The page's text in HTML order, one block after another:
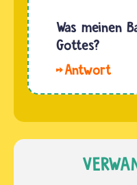
oft
stundenlang…
dasselbe
Ziel
und sie
daher
Religionen
Was meinen
Gottes?
jüdische,
christliche